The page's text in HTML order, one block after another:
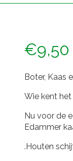
€9,50
Boter, Kaas
Wie kent het
Nu voor de
Edammer
.Houten